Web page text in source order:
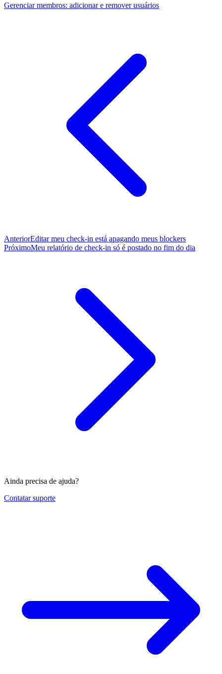
Gerenciar membros: adicionar e remover usuários
AnteriorEditar meu check-in está apagando meus blockers
PróximoMeu relatório de check-in só é postado no fim do dia
Ainda precisa de ajuda?
Contatar suporte